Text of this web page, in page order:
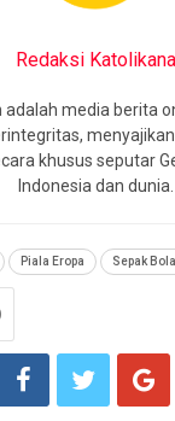
Redaksi Katolikana
adalah media berita
khusus seputar
Indonesia dan dunia.
Piala Eropa Sepak Bola